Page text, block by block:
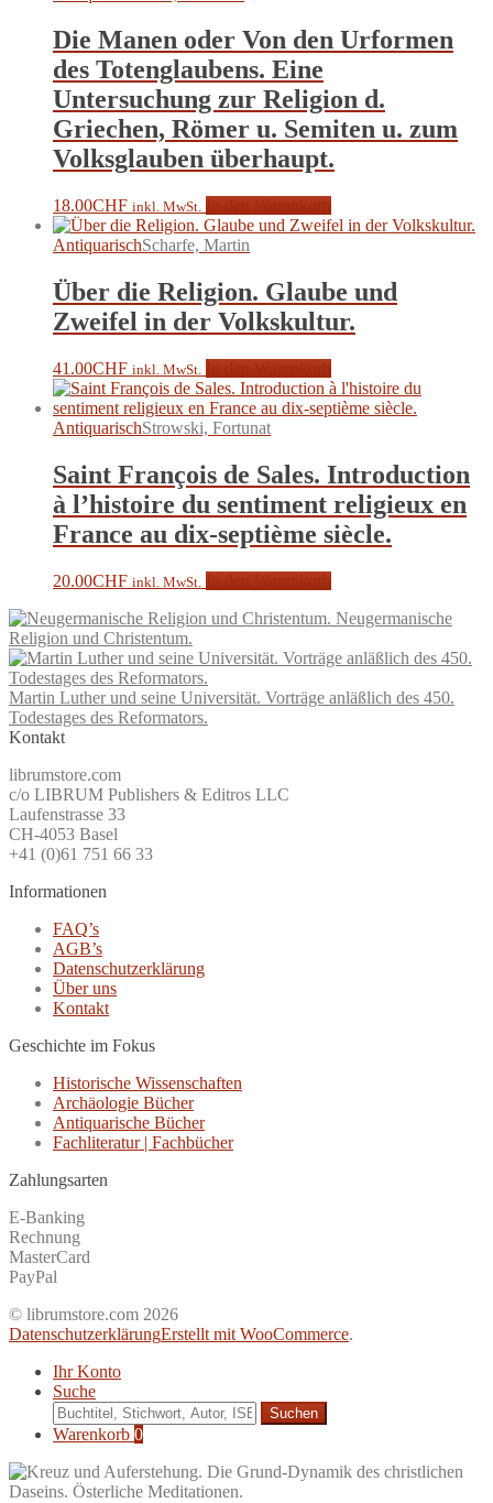
Die Manen oder Von den Urformen
des Totenglaubens. Eine
Untersuchung zur Religion d.
Griechen, Römer u. Semiten u. zum
Volksglauben überhaupt.
18.00CHF inkl. MwSt.
AntiquarischScharfe, Martin
Über die Religion. Glaube und
Zweifel in der Volkskultur.
41.00CHF inkl. MwSt.
AntiquarischStrowski, Fortunat
Saint François de Sales. Introduction
à l’histoire du sentiment religieux en
France au dix-septième siècle.
20.00CHF inkl. MwSt.
Neugermanische
Religion und Christentum.
Martin Luther und seine Universität. Vorträge anläßlich des 450.
Todestages des Reformators.
Kontakt
librumstore.com
c/o LIBRUM Publishers & Editros LLC
Laufenstrasse 33
CH-4053 Basel
+41 (0)61 751 66 33
Informationen
FAQ’s
AGB’s
Datenschutzerklärung
Über uns
Kontakt
Geschichte im Fokus
Historische Wissenschaften
Archäologie Bücher
Antiquarische Bücher
Fachliteratur | Fachbücher
Zahlungsarten
E-Banking
Rechnung
MasterCard
PayPal
© librumstore.com 2026
DatenschutzerklärungErstellt mit WooCommerce.
Ihr Konto
Suche
Suche
nach:
Warenkorb 0